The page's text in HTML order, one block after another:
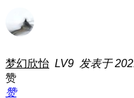
梦幻欣怡 LV9 发表于
赞
赞